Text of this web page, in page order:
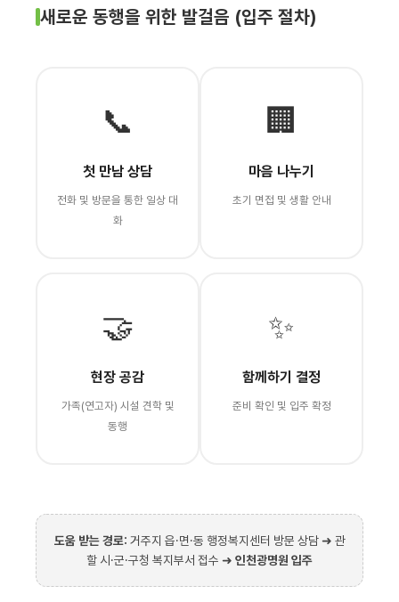
새로운 동행을 위한 발걸음 (입주 절차)
📞
첫 만남 상담
전화 및 방문을 통한 일상 대
화
🏢
마음 나누기
초기 면접 및 생활 안내
🤝
현장 공감
가족(연고자) 시설 견학 및
동행
✨
함께하기 결정
준비 확인 및 입주 확정
도움 받는 경로: 거주지 읍·면·동 행정복지센터 방문 상담 ➜ 관
할 시·군·구청 복지부서 접수 ➜ 인천광명원 입주